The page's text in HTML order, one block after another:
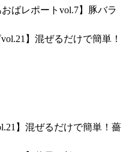
ばレポートvol.7】豚バラ
】混ぜるだけで簡単！薔